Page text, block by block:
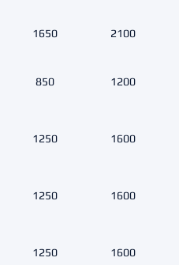
1650 2100
850 1200
1250 1600
1250 1600
1250 1600